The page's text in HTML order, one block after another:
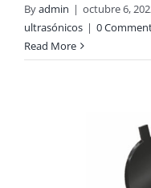
Byadmin | octubre 6,
ultrasónicos | 0
Read More